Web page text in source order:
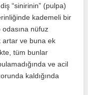
“sinirinin” (pulpa)
kademeli bir
nüfuz
artar ve buna ek
tüm bunlar
ve acil
kaldığında